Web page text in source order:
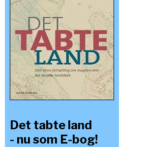
Det tabte land
- nu som E-bog!